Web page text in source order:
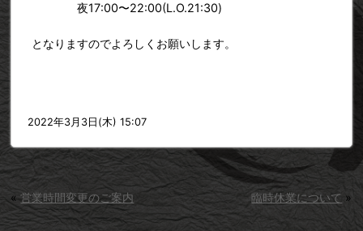
夜17:00〜22:00(L.O.21:30)
となりますのでよろしくお願いします。
2022年3月3日(木) 15:07
«営業時間変更のご案内 臨時休業について »